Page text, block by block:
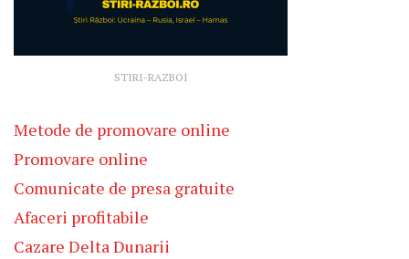
STIRI-RAZBOI
Metode de promovare online
Promovare online
Comunicate de presa gratuite
Afaceri profitabile
Cazare Delta Dunarii